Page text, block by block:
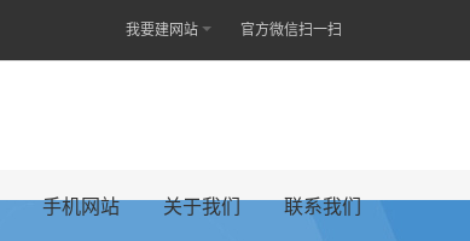
我要建网站 官方微信扫一扫
手机网站 关于我们 联系我们